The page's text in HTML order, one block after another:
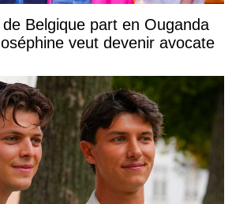
Belgique part en Ouganda
veut devenir avocate